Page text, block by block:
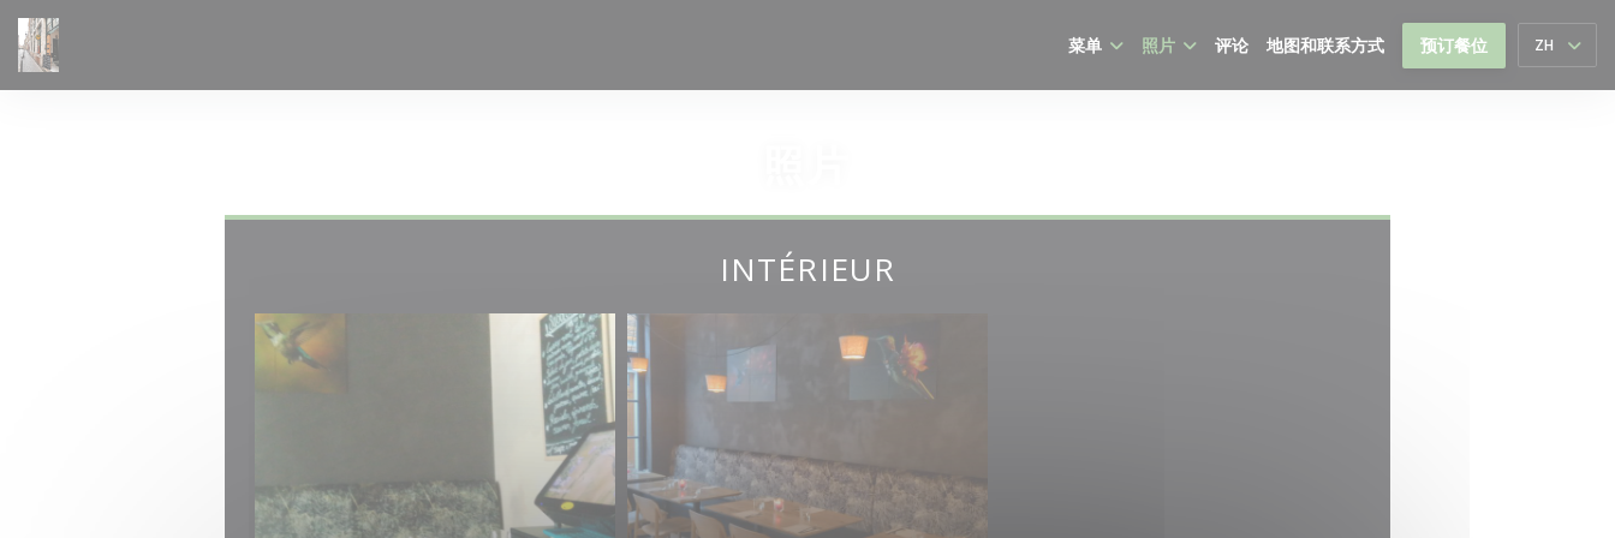
Cookie管理面板
菜单 照片 评论 地图和联系方式 预订餐位 ZH
INTÉRIEUR